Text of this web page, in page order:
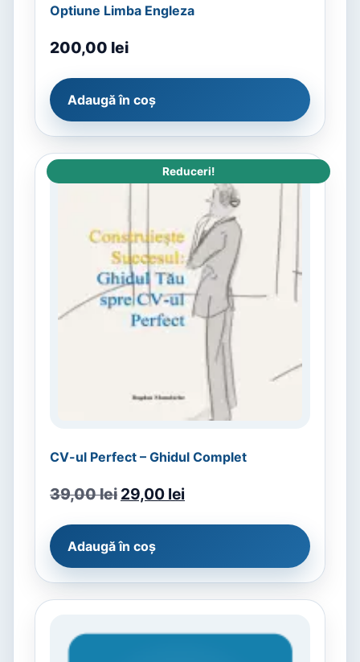
Optiune Limba Engleza
200,00 lei
Adaugă în coș
Reduceri!
CV-ul Perfect – Ghidul Complet
39,00lei 29,00 lei
Adaugă în coș